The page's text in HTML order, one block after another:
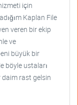
için
Kaplan File
veren bir ekip
ve
büyük bir
böyle ustaları
daim rast gelsin